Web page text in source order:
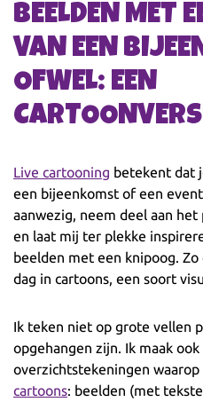
BEELDEN MET
VAN EEN
OFWEL: EEN
Live cartooning betekent dat
een bijeenkomst of een
aanwezig, neem deel aan
en laat mij ter plekke
beelden met een knipoog.
dag in cartoons, een soort
Ik teken niet op grote vellen
opgehangen zijn. Ik maak
overzichtstekeningen
cartoons: beelden (met